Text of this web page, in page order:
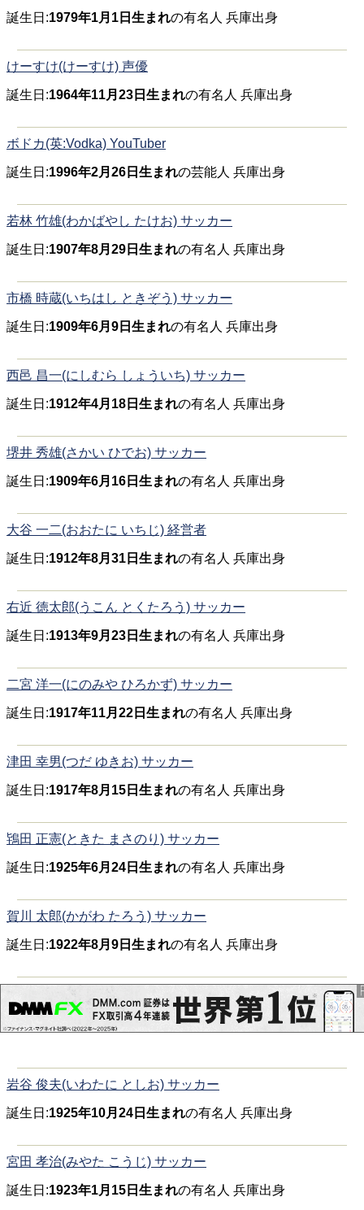
誕生日:1979年1月1日生まれの有名人 兵庫出身
けーすけ(けーすけ) 声優
誕生日:1964年11月23日生まれの有名人 兵庫出身
ボドカ(英:Vodka) YouTuber
誕生日:1996年2月26日生まれの芸能人 兵庫出身
若林 竹雄(わかばやし たけお) サッカー
誕生日:1907年8月29日生まれの有名人 兵庫出身
市橋 時蔵(いちはし ときぞう) サッカー
誕生日:1909年6月9日生まれの有名人 兵庫出身
西邑 昌一(にしむら しょういち) サッカー
誕生日:1912年4月18日生まれの有名人 兵庫出身
堺井 秀雄(さかい ひでお) サッカー
誕生日:1909年6月16日生まれの有名人 兵庫出身
大谷 一二(おおたに いちじ) 経営者
誕生日:1912年8月31日生まれの有名人 兵庫出身
右近 徳太郎(うこん とくたろう) サッカー
誕生日:1913年9月23日生まれの有名人 兵庫出身
二宮 洋一(にのみや ひろかず) サッカー
誕生日:1917年11月22日生まれの有名人 兵庫出身
津田 幸男(つだ ゆきお) サッカー
誕生日:1917年8月15日生まれの有名人 兵庫出身
鴇田 正憲(ときた まさのり) サッカー
誕生日:1925年6月24日生まれの有名人 兵庫出身
賀川 太郎(かがわ たろう) サッカー
誕生日:1922年8月9日生まれの有名人 兵庫出身
岩谷 俊夫(いわたに としお) サッカー
誕生日:1925年10月24日生まれの有名人 兵庫出身
宮田 孝治(みやた こうじ) サッカー
誕生日:1923年1月15日生まれの有名人 兵庫出身